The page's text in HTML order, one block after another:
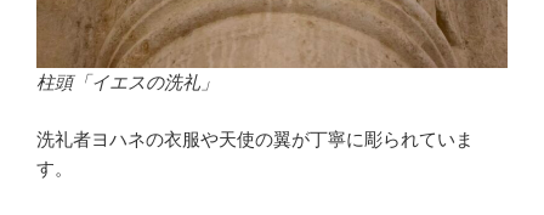
柱頭「イエスの洗礼」
洗礼者ヨハネの衣服や天使の翼が丁寧に彫られていま
す。